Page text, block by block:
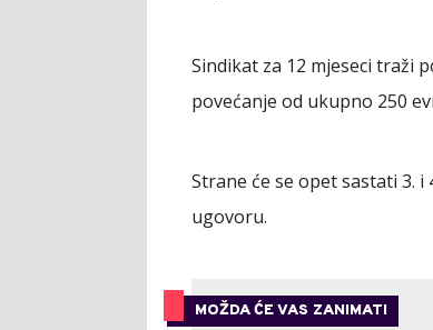
Sindikat za 12 mjeseci traži
povećanje od ukupno 250
Strane će se opet sastati 3.
ugovoru.
MOŽDA ĆE VAS ZANIMATI